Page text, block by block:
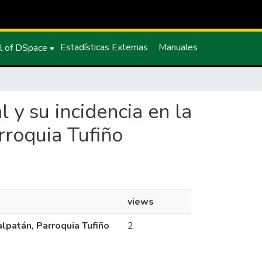
of DSpace Estadísticas Externas Manuales
su incidencia en la
Tufiño
views
Parroquia Tufiño
2